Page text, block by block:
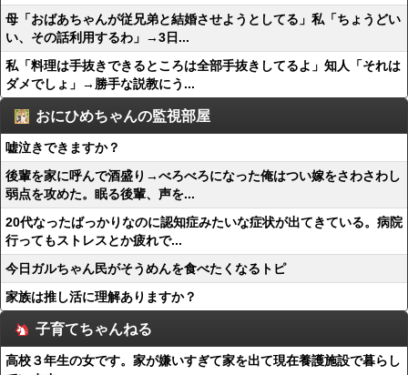
母「おばあちゃんが従兄弟と結婚させようとしてる」私「ちょうどい
い、その話利用するわ」→3日...
私「料理は手抜きできるところは全部手抜きしてるよ」知人「それは
ダメでしょ」→勝手な説教にう...
おにひめちゃんの監視部屋
嘘泣きできますか？
後輩を家に呼んで酒盛り→べろべろになった俺はつい嫁をさわさわし
弱点を攻めた。眠る後輩、声を...
20代なったばっかりなのに認知症みたいな症状が出てきている。病院
行ってもストレスとか疲れで...
今日ガルちゃん民がそうめんを食べたくなるトピ
家族は推し活に理解ありますか？
子育てちゃんねる
高校３年生の女です。家が嫌いすぎて家を出て現在養護施設で暮らし